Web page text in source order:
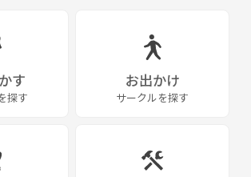
す
探す
お出かけ
サークルを探す